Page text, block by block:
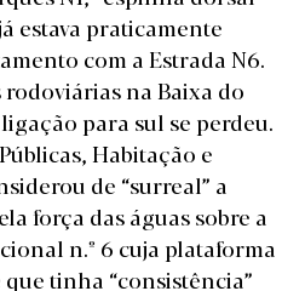
estava praticamente
com a Estrada N6.
na Baixa do
para sul se perdeu.
Habitação e
de “surreal” a
força das águas sobre a
n.º 6 cuja plataforma
tinha “consistência”